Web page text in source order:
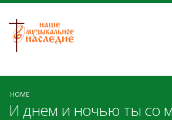
HOME
И днем и ночью ты со